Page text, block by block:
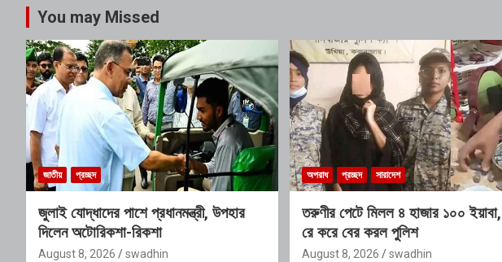
You may Missed
জাতীয় প্রচ্ছদ
জুলাই যোদ্ধাদের পাশে প্রধানমন্ত্রী, উপহার
দিলেন অটোরিকশা-রিকশা
August 8, 2026 swadhin
অপরাধ প্রচ্ছদ সারাদেশ
তরুণীর পেটে মিলল ৪ হাজার ১০০
রে করে বের করল পুলিশ
August 8, 2026 swadhin